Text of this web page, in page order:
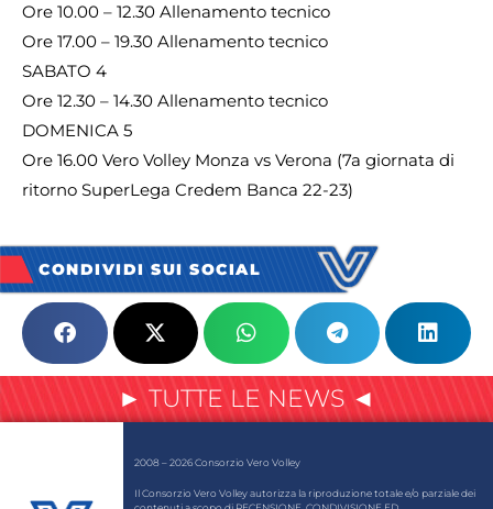
Ore 10.00 – 12.30 Allenamento tecnico
Ore 17.00 – 19.30 Allenamento tecnico
SABATO 4
Ore 12.30 – 14.30 Allenamento tecnico
DOMENICA 5
Ore 16.00 Vero Volley Monza vs Verona (7a giornata di
ritorno SuperLega Credem Banca 22-23)
CONDIVIDI SUI SOCIAL
► TUTTE LE NEWS ◄
2008 – 2026 Consorzio Vero Volley
Il Consorzio Vero Volley autorizza la riproduzione totale e/o parziale dei